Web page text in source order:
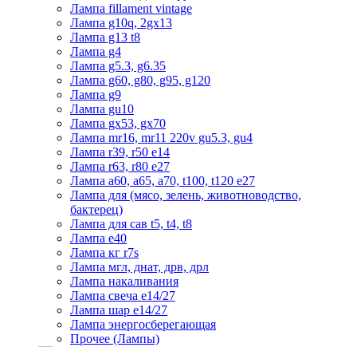
Лампа fillament vintage
Лампа g10q, 2gx13
Лампа g13 t8
Лампа g4
Лампа g5.3, g6.35
Лампа g60, g80, g95, g120
Лампа g9
Лампа gu10
Лампа gx53, gx70
Лампа mr16, mr11 220v gu5.3, gu4
Лампа r39, r50 е14
Лампа r63, r80 е27
Лампа а60, а65, а70, t100, t120 е27
Лампа для (мясо, зелень, животноводство,
бактерец)
Лампа для сав t5, t4, t8
Лампа е40
Лампа кг r7s
Лампа мгл, днат, дрв, дрл
Лампа накаливания
Лампа свеча е14/27
Лампа шар е14/27
Лампа энергосберегающая
Прочее (Лампы)